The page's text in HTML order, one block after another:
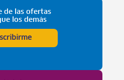
de las ofertas
los demás